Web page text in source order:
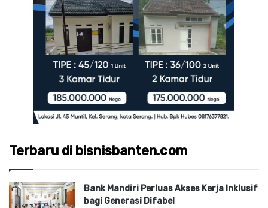
Terbaru di bisnisbanten.com
Bank Mandiri Perluas Akses Kerja Inklusif
bagi Generasi Difabel